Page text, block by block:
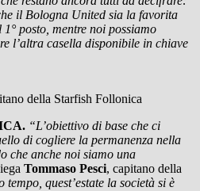
il Bologna United sia la favorita
posto, mentre noi possiamo
l’altra casella disponibile in chiave
della Starfish Follonica
“L’obiettivo di base che ci
di cogliere la permanenza nella
che anche noi siamo una
Tommaso Pesci, capitano della
tempo, quest’estate la società si è